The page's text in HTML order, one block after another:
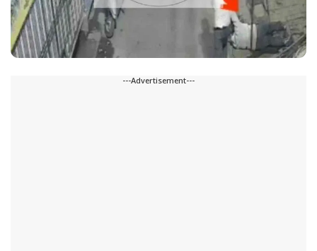
---Advertisement---